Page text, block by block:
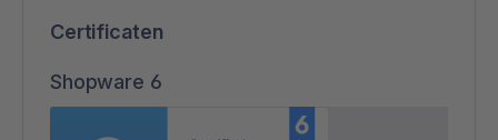
Certificaten
Shopware 6